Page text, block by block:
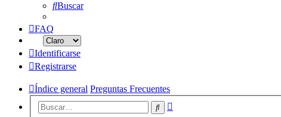
Buscar
FAQ
Identificarse
Registrarse
Índice general Preguntas Frecuentes
Buscar